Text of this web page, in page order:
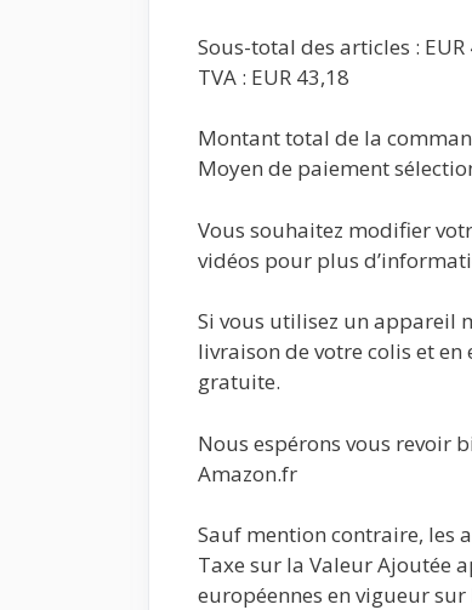
Sous-total des articles : EUR
TVA : EUR 43,18
Montant total de la
Moyen de paiement
Vous souhaitez modifier
vidéos pour plus
Si vous utilisez un appareil
livraison de votre colis et
gratuite.
Nous espérons vous revoir
Amazon.fr
Sauf mention contraire, les
Taxe sur la Valeur Ajoutée
européennes en vigueur